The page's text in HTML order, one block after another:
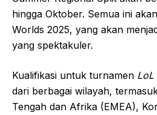
hingga Oktober. Semua ini
Worlds 2025, yang akan
yang spektakuler.
Kualifikasi untuk turnamen LoL
dari berbagai wilayah,
Tengah dan Afrika (EMEA),